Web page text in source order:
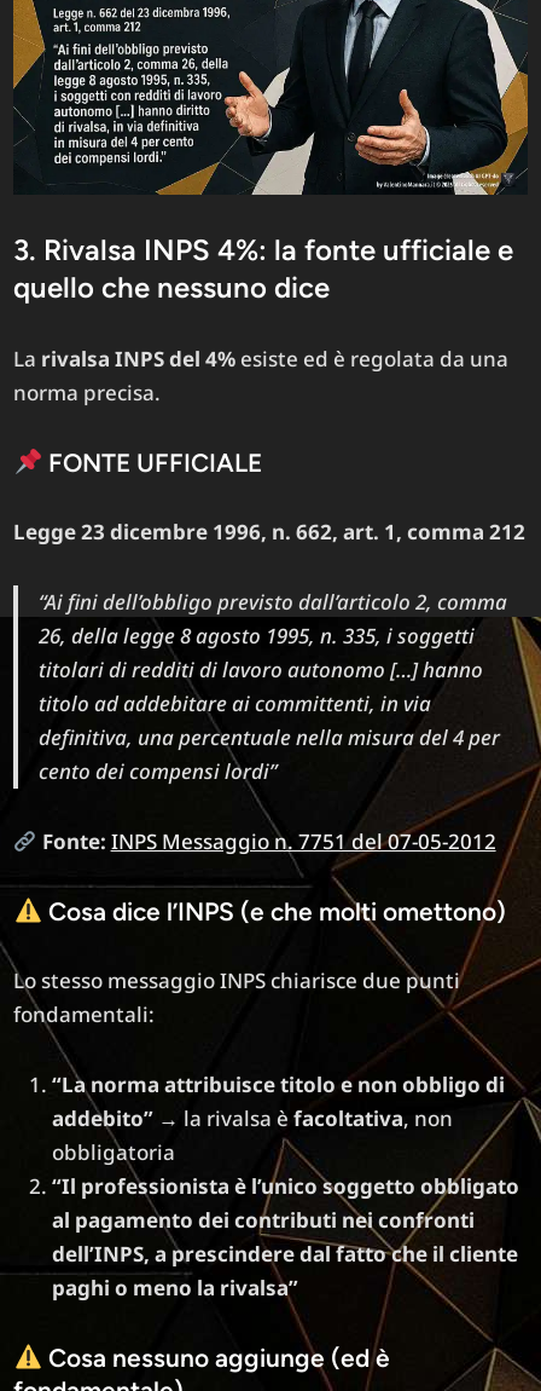
3. Rivalsa INPS 4%: la fonte ufficiale e
quello che nessuno dice
La rivalsa INPS del 4% esiste ed è regolata da una
norma precisa.
FONTE UFFICIALE
Legge 23 dicembre 1996, n. 662, art. 1, comma 212
“Ai fini dell’obbligo previsto dall’articolo 2, comma
26, della legge 8 agosto 1995, n. 335, i soggetti
titolari di redditi di lavoro autonomo […] hanno
titolo ad addebitare ai committenti, in via
definitiva, una percentuale nella misura del 4 per
cento dei compensi lordi”
Fonte: INPS Messaggio n. 7751 del 07-05-2012
Cosa dice l’INPS (e che molti omettono)
Lo stesso messaggio INPS chiarisce due punti
fondamentali:
“La norma attribuisce titolo e non obbligo di
addebito” → la rivalsa èfacoltativa, non
obbligatoria
“Il professionista è l’unico soggetto obbligato
al pagamento dei contributi nei confronti
dell’INPS, a prescindere dal fatto che il cliente
paghi o meno la rivalsa”
Cosa nessuno aggiunge (ed è